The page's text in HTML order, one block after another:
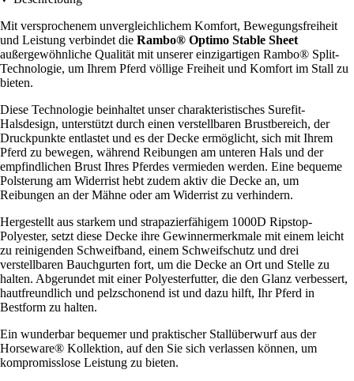
Mit versprochenem unvergleichlichem Komfort, Bewegungsfreiheit
und Leistung verbindet die Rambo® Optimo Stable Sheet
außergewöhnliche Qualität mit unserer einzigartigen Rambo® Split-
Technologie, um Ihrem Pferd völlige Freiheit und Komfort im Stall zu
bieten.
Diese Technologie beinhaltet unser charakteristisches Surefit-
Halsdesign, unterstützt durch einen verstellbaren Brustbereich, der
Druckpunkte entlastet und es der Decke ermöglicht, sich mit Ihrem
Pferd zu bewegen, während Reibungen am unteren Hals und der
empfindlichen Brust Ihres Pferdes vermieden werden. Eine bequeme
Polsterung am Widerrist hebt zudem aktiv die Decke an, um
Reibungen an der Mähne oder am Widerrist zu verhindern.
Hergestellt aus starkem und strapazierfähigem 1000D Ripstop-
Polyester, setzt diese Decke ihre Gewinnermerkmale mit einem leicht
zu reinigenden Schweifband, einem Schweifschutz und drei
verstellbaren Bauchgurten fort, um die Decke an Ort und Stelle zu
halten. Abgerundet mit einer Polyesterfutter, die den Glanz verbessert,
hautfreundlich und pelzschonend ist und dazu hilft, Ihr Pferd in
Bestform zu halten.
Ein wunderbar bequemer und praktischer Stallüberwurf aus der
Horseware® Kollektion, auf den Sie sich verlassen können, um
kompromisslose Leistung zu bieten.